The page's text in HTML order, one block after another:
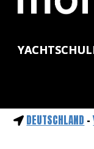
DEUTSCHLAND -